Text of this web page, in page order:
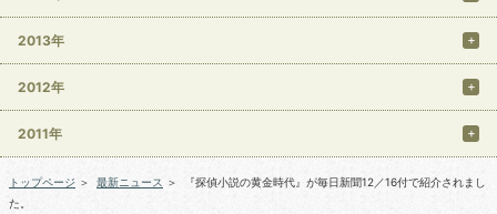
2013年
2012年
2011年
トップページ ＞ 最新ニュース ＞
『探偵小説の黄金時代』が毎日新聞12／16付で紹介されまし
た。